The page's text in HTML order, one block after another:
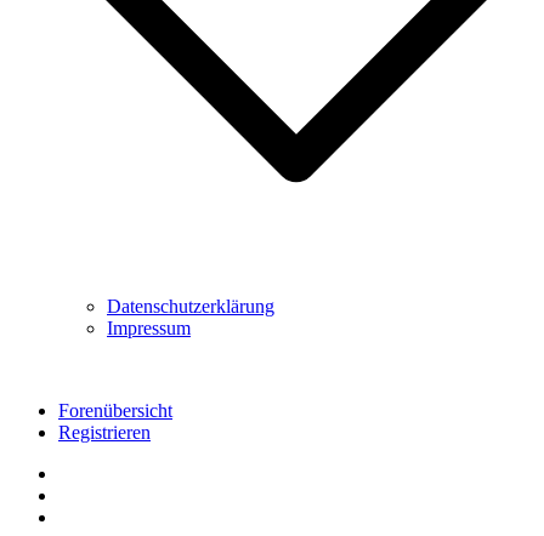
Datenschutzerklärung
Impressum
Forenübersicht
Registrieren